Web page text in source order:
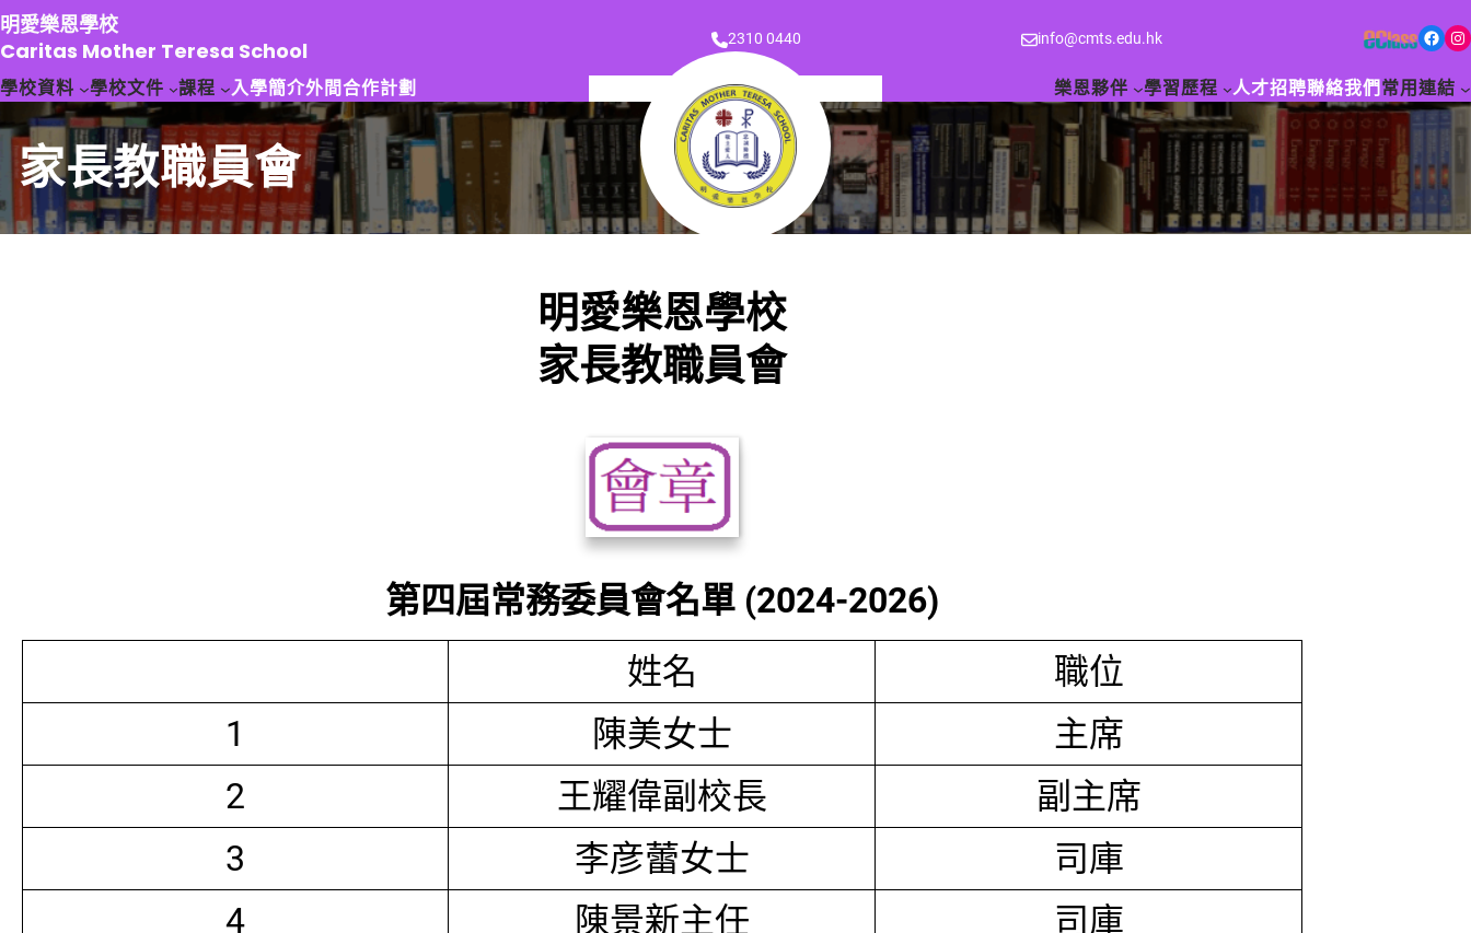
跳
至
主
要
容
明愛樂恩學校
Caritas Mother Teresa School
2310 0440 info@cmts.edu.hk Facebook Instagram
學校資料 學校文件 課程 入學簡介外間合作計劃 樂恩夥伴 學習歷程 人才招聘聯絡我們 常用連結
家長教職員會
明愛樂恩學校
家長教職員會
第四屆常務委員會名單 (2024-2026)
姓名
職位
1
陳美女士
主席
2
王耀偉副校長
副主席
3
李彦蕾女士
司庫
4
陳景新主任
司庫